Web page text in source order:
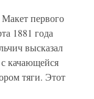
первого
1881 года
высказал
с качающейся
тяги. Этот